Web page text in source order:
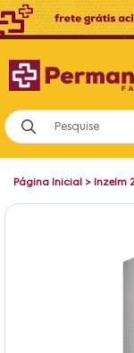
Página Inicial > Inzelm